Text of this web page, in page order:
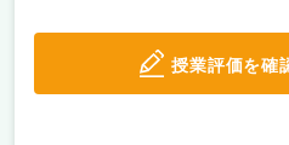
授業評価を確